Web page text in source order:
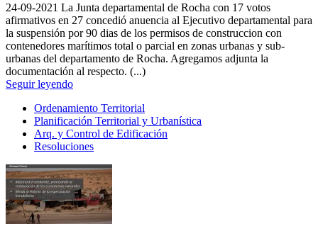
24-09-2021 La Junta departamental de Rocha con 17 votos
afirmativos en 27 concedió anuencia al Ejecutivo departamental para
la suspensión por 90 dias de los permisos de construccion con
contenedores marítimos total o parcial en zonas urbanas y sub-
urbanas del departamento de Rocha. Agregamos adjunta la
documentación al respecto. (...)
Seguir leyendo
Ordenamiento Territorial
Planificación Territorial y Urbanística
Arq. y Control de Edificación
Resoluciones